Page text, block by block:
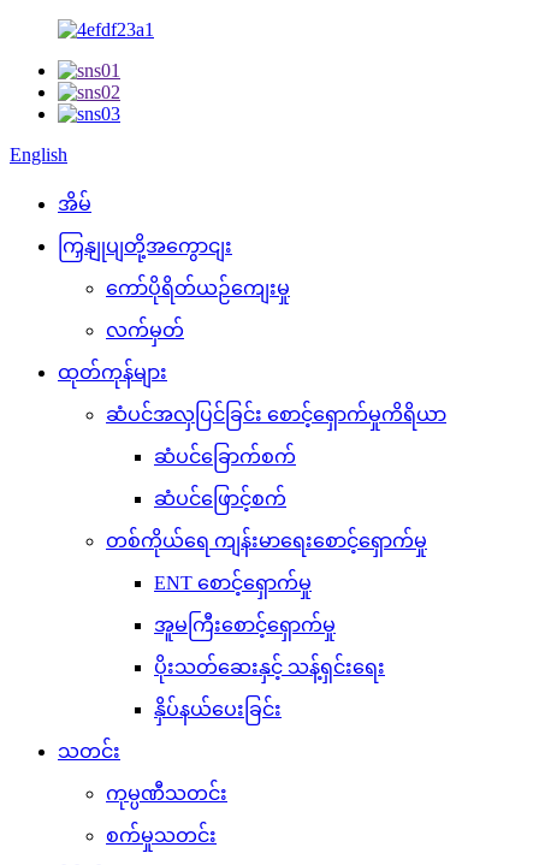
English
အိမ်
ကြှနျုပျတို့အကွောငျး
ကော်ပိုရိတ်ယဉ်ကျေးမှု
လက်မှတ်
ထုတ်ကုန်များ
ဆံပင်အလှပြင်ခြင်း စောင့်ရှောက်မှုကိရိယာ
ဆံပင်ခြောက်စက်
ဆံပင်ဖြောင့်စက်
တစ်ကိုယ်ရေ ကျန်းမာရေးစောင့်ရှောက်မှု
ENT စောင့်ရှောက်မှု
အူမကြီးစောင့်ရှောက်မှု
ပိုးသတ်ဆေးနှင့် သန့်ရှင်းရေး
နှိပ်နယ်ပေးခြင်း
သတင်း
ကုမ္ပဏီသတင်း
စက်မှုသတင်း